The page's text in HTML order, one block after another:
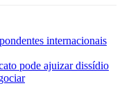
internacionais
pode ajuizar dissídio